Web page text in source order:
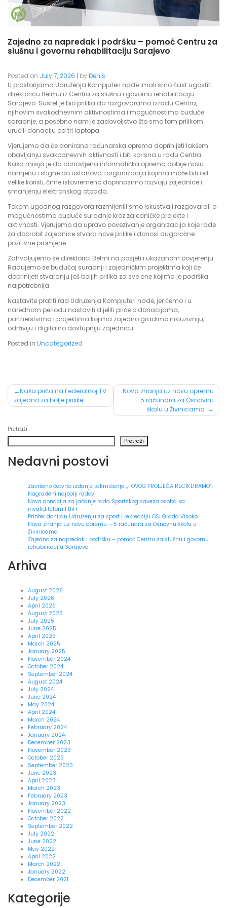
Zajedno za napredak i podršku – pomoć Centru za
slušnu i govornu rehabilitaciju Sarajevo
Posted on July 7, 2026 | byDenis
U prostorijama Udruženja Kompjuteri nade imali smo čast ugostiti
direktoricu Belmu iz Centra za slušnu i govornu rehabilitaciju
Sarajevo. Susret je bio prilika da razgovaramo o radu Centra,
njihovim svakodnevnim aktivnostima i mogućnostima buduće
saradnje, a posebno nam je zadovoljstvo što smo tom prilikom
uručili donaciju od tri laptopa.
Vjerujemo da će donirana računarska oprema doprinijeti lakšem
obavljanju svakodnevnih aktivnosti i biti korisna u radu Centra.
Naša misija je da obnovljena informatička oprema dobije novu
namjenu i stigne do ustanova i organizacija kojima može biti od
velike koristi, čime istovremeno doprinosimo razvoju zajednice i
smanjenju elektronskog otpada.
Tokom ugodnog razgovora razmijenili smo iskustva i razgovarali o
mogućnostima buduće suradnje kroz zajedničke projekte i
aktivnosti. Vjerujemo da upravo povezivanje organizacija koje rade
za dobrobit zajednice stvara nove prilike i donosi dugoročne
pozitivne promjene.
Zahvaljujemo se direktorici Belmi na posjeti i ukazanom povjerenju.
Radujemo se budućoj suradnji i zajedničkim projektima koji će
doprinijeti stvaranju još boljih prilika za sve one kojima je podrška
najpotrebnija.
Nastavite pratiti rad Udruženja Kompjuteri nade, jer ćemo i u
narednom periodu nastaviti dijeliti priče o donacijama,
partnerstvima i projektima kojima zajedno gradimo inkluzivniju,
održiviju i digitalno dostupniju zajednicu.
Posted in Uncategorized
Post
navigation
Naša priča na Federalnoj TV:
zajedno za bolje prilike
Nova znanja uz novu opremu
– 5 računara za Osnovnu
školu u Živinicama
Pretraži
Pretraži
Nedavni postovi
Završeno četvrto izdanje takmičenja „I OVOG PROLJEĆA RECIKLIRAMO“:
Nagrađeni najbolji radovi
Nova donacija za jačanje rada Sportskog saveza osoba sa
invaliditetom FBiH
Printer doniran Udruženju za sport i rekreaciju OSI Grada Visoko
Nova znanja uz novu opremu – 5 računara za Osnovnu školu u
Živinicama
Zajedno za napredak i podršku – pomoć Centru za slušnu i govornu
rehabilitaciju Sarajevo
Arhiva
August 2026
July 2026
April 2026
August 2025
July 2025
June 2025
April 2025
March 2025
January 2025
November 2024
October 2024
September 2024
August 2024
July 2024
June 2024
May 2024
April 2024
March 2024
February 2024
January 2024
December 2023
November 2023
October 2023
September 2023
June 2023
April 2023
March 2023
February 2023
January 2023
November 2022
October 2022
September 2022
July 2022
June 2022
May 2022
April 2022
March 2022
January 2022
December 2021
Kategorije